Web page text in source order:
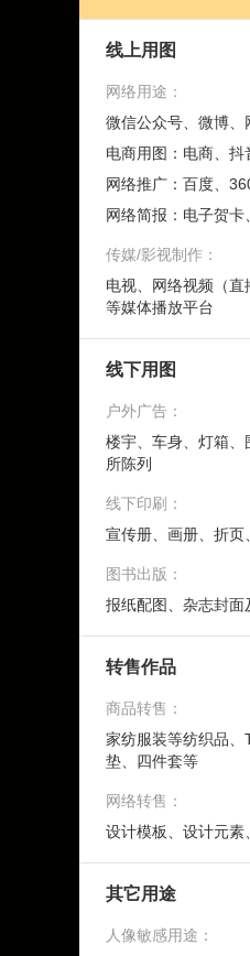
线上用图
网络用途：
微信公众号、微博、
电商用图：电商、
网络推广：百度、
网络简报：电子贺
传媒/影视制作：
电视、网络视频（
等媒体播放平台
线下用图
户外广告：
楼宇、车身、灯箱、
所陈列
线下印刷：
宣传册、画册、折
图书出版：
报纸配图、杂志封面
转售作品
商品转售：
家纺服装等纺织品
垫、四件套等
网络转售：
设计模板、设计元
其它用途
人像敏感用途：